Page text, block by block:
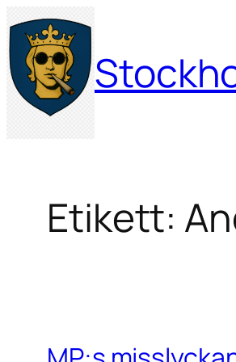
Hoppa
till
innehåll
Etikett: